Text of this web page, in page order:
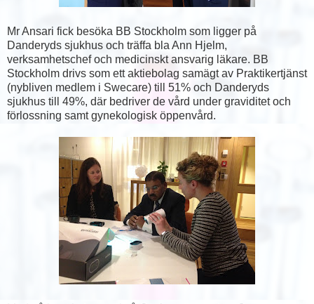
Mr Ansari fick besöka BB Stockholm som ligger på
Danderyds sjukhus och träffa bla Ann Hjelm,
verksamhetschef och medicinskt ansvarig läkare. BB
Stockholm drivs som ett aktiebolag samägt av Praktikertjänst
(nybliven medlem i Swecare) till 51% och Danderyds
sjukhus till 49%, där bedriver de vård under graviditet och
förlossning samt gynekologisk öppenvård.